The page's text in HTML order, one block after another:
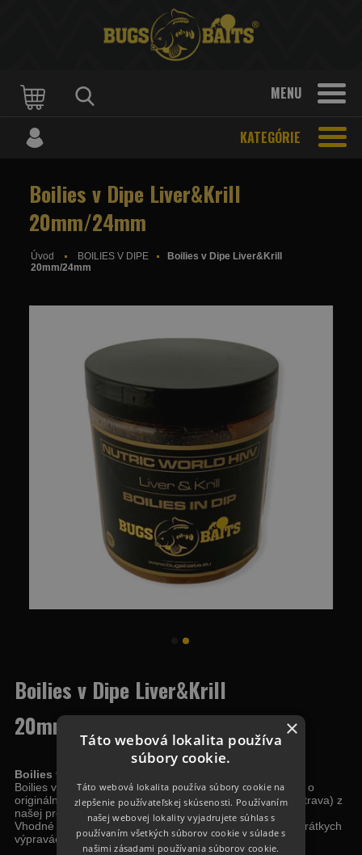
MENU
KATEGÓRIE
Boilies v Dipe Liver&Krill
20mm/24mm
Úvod BOILIES V DIPE
Boilies v Dipe Liver&Krill
20mm/24mm
Boilies v Dipe Liver&Krill
20mm/24mm
Boilies v Dipe Liver&Krill 250g
Boilies v Dipe obohatené o Amino Stimul Dip Liver&Krill a o
originálnu zmes sladkovodnýh živočíchov (prirodzená potrava) z
našej produkcie pre vysokú atraktivitu nástrahy na dne.
Vhodné na chytanie na zabahnených vodách, alebo na krátkych
výpravách, celoročné použitie.
×
Táto webová lokalita používa
súbory cookie.
Táto webová lokalita používa súbory cookie na
zlepšenie používateľskej skúsenosti. Používaním
našej webovej lokality vyjadrujete súhlas s
používaním všetkých súborov cookie v súlade s
našimi zásadami používania súborov cookie.